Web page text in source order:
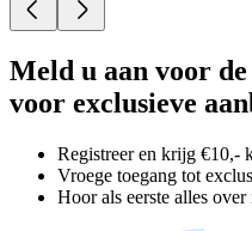
Meld u aan voor
voor exclusieve
Registreer en krijg €10,-
Vroege toegang tot
Hoor als eerste alles